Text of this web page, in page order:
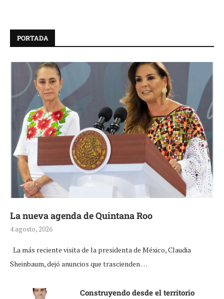
PORTADA
La nueva agenda de Quintana Roo
4 agosto, 2026
La más reciente visita de la presidenta de México, Claudia
Sheinbaum, dejó anuncios que trascienden …
Construyendo desde el territorio